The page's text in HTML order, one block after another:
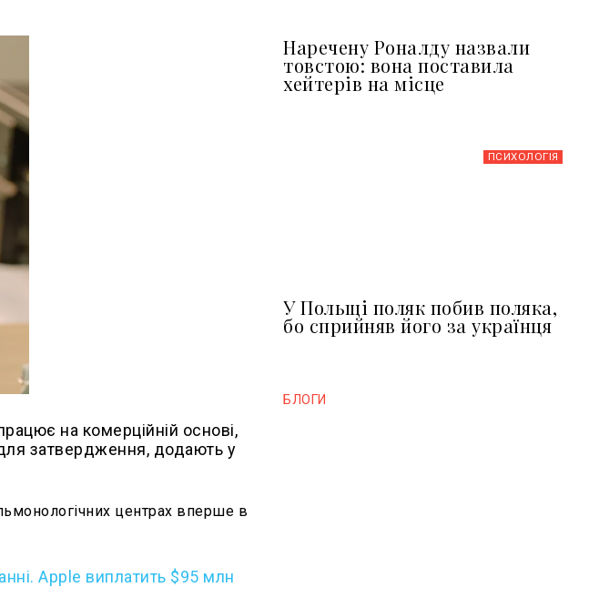
на комерційній основі,
для затвердження, додають у
центрах вперше в
Apple виплатить $95 млн
Наречену Роналду назвали
товстою: вона поставила
хейтерів на місце
ПСИХОЛОГІЯ
У Польщі поляк побив поляка,
бо сприйняв його за українця
БЛОГИ